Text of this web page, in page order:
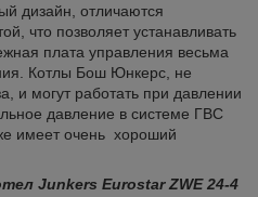
дизайн, отличаются
что позволяет устанавливать
плата управления весьма
Котлы Бош Юнкерс , не
и могут работать при давлении
давление в системе ГВС
имеет очень хороший
Junkers Eurostar ZWE 24-4